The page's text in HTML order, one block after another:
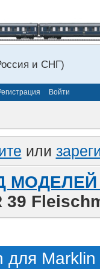
и СНГ)
Войти
или
39
для Marklin